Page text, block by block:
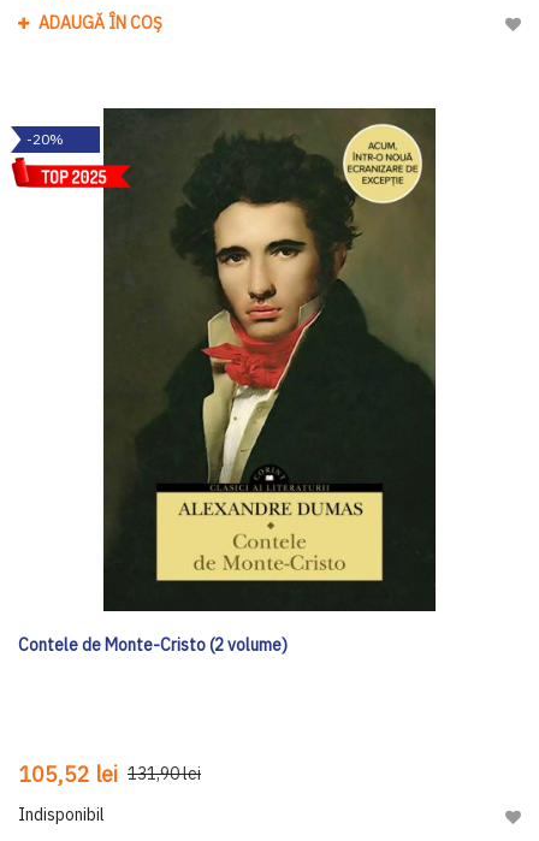
ADAUGĂ ÎN COȘ
-20%
Contele de Monte-Cristo (2 volume)
105,52 lei 131,90 lei
Indisponibil